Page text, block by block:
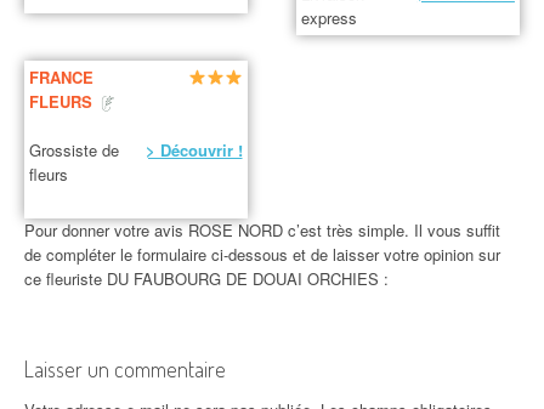
express
FRANCE
FLEURS
Grossiste de
fleurs
> Découvrir !
Pour donner votre avis ROSE NORD c’est très simple. Il vous suffit
de compléter le formulaire ci-dessous et de laisser votre opinion sur
ce fleuriste DU FAUBOURG DE DOUAI ORCHIES :
Laisser un commentaire